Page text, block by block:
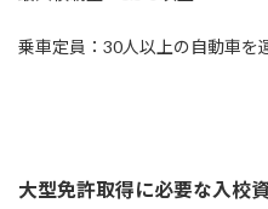
乗車定員：30人以上の自動車を
大型免許取得に必要な入校